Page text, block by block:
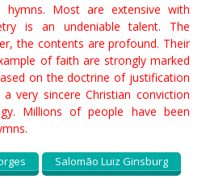
hymns. Most are extensive with
is an undeniable talent. The
the contents are profound. Their
of faith are strongly marked
on the doctrine of justification
very sincere Christian conviction
Millions of people have been
Salomão Luiz Ginsburg